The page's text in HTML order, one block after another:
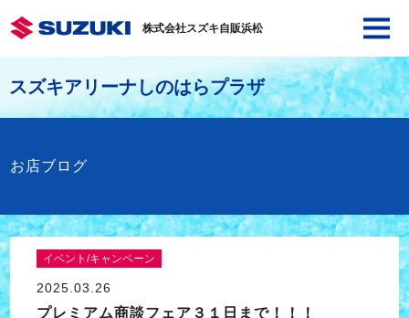
株式会社スズキ自販浜松
スズキアリーナしのはらプラザ
お店ブログ
イベント/キャンペーン
2025.03.26
プレミアム商談フェア３１日まで！！！